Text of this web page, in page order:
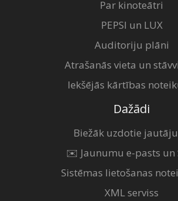
Par kinoteātri
PEPSI un LUX
Auditoriju plāni
Atrašanās vieta un
Iekšējās kārtības
Dažādi
Biežāk uzdotie
✉️ Jaunumu e-pasts un
Sistēmas lietošanas
XML serviss